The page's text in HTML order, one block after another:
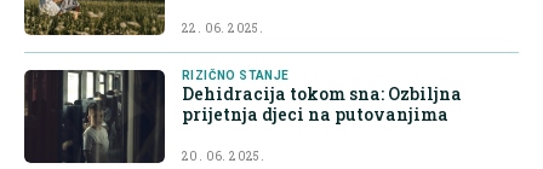
22. 06. 2025.
RIZIČNO STANJE
Dehidracija tokom sna: Ozbiljna
prijetnja djeci na putovanjima
20. 06. 2025.